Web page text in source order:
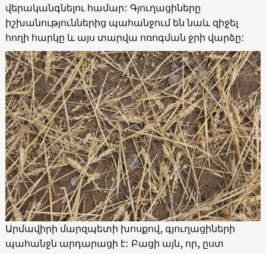
վերականգնելու համար: Գյուղացիները
իշխանություններից պահանջում են նաև զիջել
հողի հարկը և այս տարվա ոռոգման ջրի վարձը:
Արմավիրի մարզպետի խոսքով, գյուղացիների
պահանջն արդարացի է: Բացի այն, որ, ըստ